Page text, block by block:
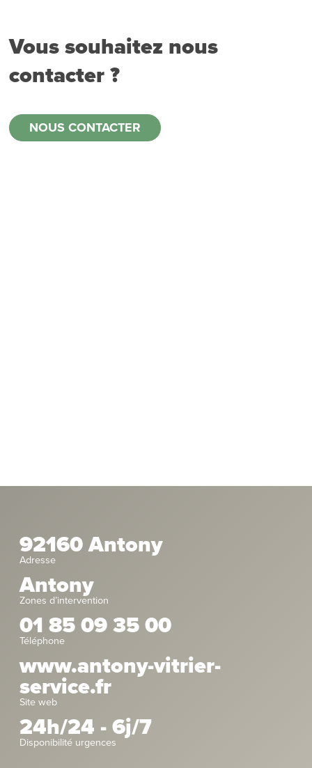
Vous souhaitez nous
contacter ?
NOUS CONTACTER
92160 Antony
Adresse
Antony
Zones d’intervention
01 85 09 35 00
Téléphone
www.antony-vitrier-
service.fr
Site web
24h/24 - 6j/7
Disponibilité urgences